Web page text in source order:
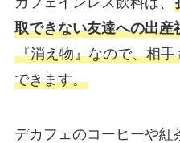
取できない友達への出産
『消え物』なので、相
できます。
デカフェのコーヒーや紅